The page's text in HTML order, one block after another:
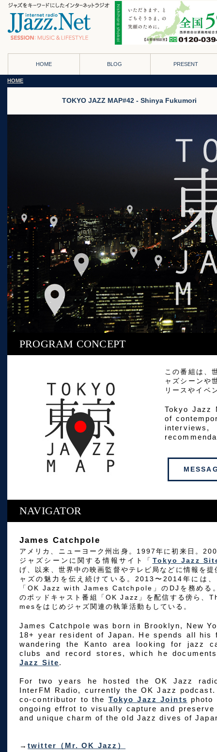
HOME BLOG PRESENT
HOME
TOKYO JAZZ MAP#42 - Shinya Fukumori
PROGRAM CONCEPT
この番組は、
ャズシーンや
リースやイベ
Tokyo Jazz
of
NAVIGATOR
James Catchpole
アメリカ、ニューヨーク州出身。1997年に初来日。
ジャズシーンに関する情報サイト「 Tokyo Jazz
げ、以来、世界中の映画監督やテレビ局などに情報を
ャズの魅力を伝え続けている。2013〜2014年には
「OK Jazz with James Catchpole」のDJを務める
のポッドキャスト番組「OK Jazz」を配信する傍ら、
mesをはじめジャズ関連の執筆活動もしている。
James Catchpole was born in Brooklyn, New
18+ year resident of Japan. He spends all
wandering the Kanto area looking for jazz
clubs and record stores, which he
Jazz Site.
For two years he hosted the OK Jazz
InterFM Radio, currently the OK Jazz
co-contributor to the Tokyo Jazz Joints photo
ongoing effrot to visually capture and preserve
and unique charm of the old Jazz dives of
→twitter（Mr. OK Jazz）